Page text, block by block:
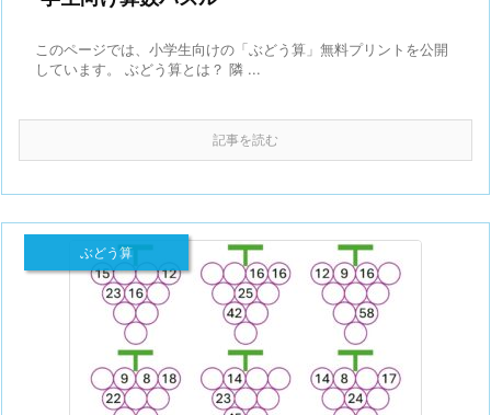
このページでは、小学生向けの「ぶどう算」無料プリントを公開
しています。 ぶどう算とは？ 隣 ...
記事を読む
ぶどう算